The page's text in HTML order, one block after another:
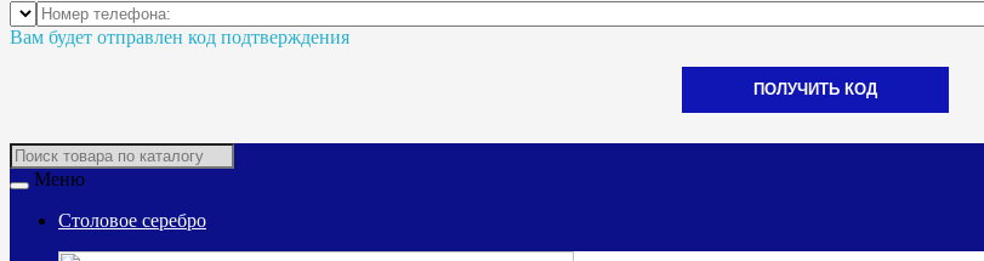
Вам будет отправлен код подтверждения
ПОЛУЧИТЬ КОД
Меню
Столовое серебро